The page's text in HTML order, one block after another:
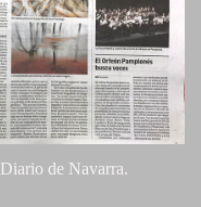
de Navarra.